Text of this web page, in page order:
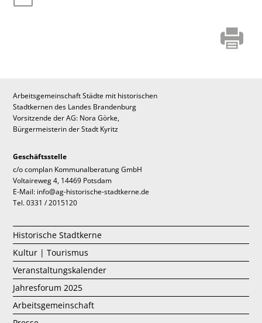
Arbeitsgemeinschaft Städte mit historischen
Stadtkernen des Landes Brandenburg
Vorsitzende der AG: Nora Görke,
Bürgermeisterin der Stadt Kyritz
Geschäftsstelle
c/o complan Kommunalberatung GmbH
Voltaireweg 4, 14469 Potsdam
E-Mail: info@ag-historische-stadtkerne.de
Tel. 0331 / 2015120
Historische Stadtkerne
Kultur | Tourismus
Veranstaltungskalender
Jahresforum 2025
Arbeitsgemeinschaft